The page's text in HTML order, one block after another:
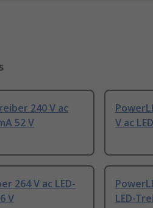
240 V ac
52 V
V ac
264 V ac LED-
V
LED-